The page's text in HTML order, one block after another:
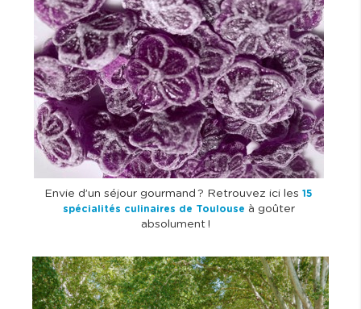
m
e
Envie d’un séjour gourmand ? Retrouvez ici les 15
spécialités culinaires de Toulouse à goûter
absolument !
I
m
a